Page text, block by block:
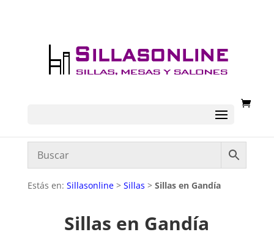
Estás en: Sillasonline> Sillas > Sillas en Gandía
Sillas en Gandía